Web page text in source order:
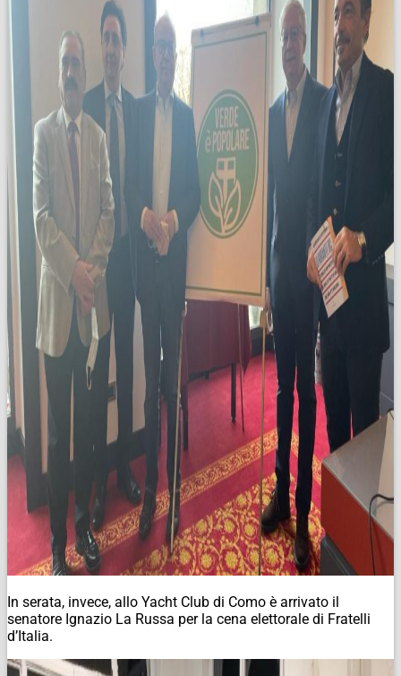
In serata, invece, allo Yacht Club di Como è arrivato il
senatore Ignazio La Russa per la cena elettorale di Fratelli
d’Italia.